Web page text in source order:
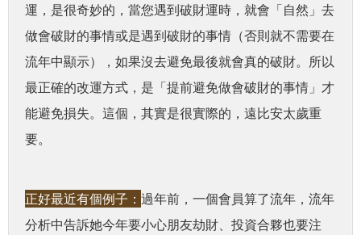
運，是很奇妙的，當您遇到破財運時，就會「自然」去
做會破財的事情或是遇到破財的事情 （否則就不需要在
流年中顯示）
，如果沒去避免最後就會真的破財。所以
最正確的改運方式，是「提前避免做會破財的事情」才
能避免損失。這個，其實是很實際的，遠比安太歲重
要。
正好最近有個例子： 過年前，一個會員算了流年，流年
分析中告訴她今年要小心朋友劫財、投資合夥也要注